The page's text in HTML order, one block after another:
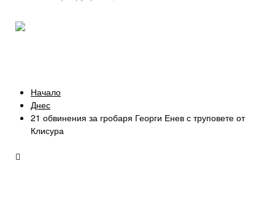
Начало
Днес
21 обвинения за гробаря Георги Енев с труповете от
Клисура